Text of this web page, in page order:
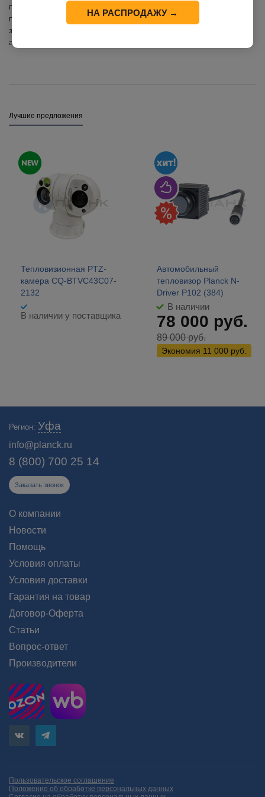
проконсультируют вас по всем возникающим вопросам и помогут
подобрать оборудование, максимально подходящее для ваших
задач. Вы убедитесь, это действительно незаменимая вещь для
активного отдыха и охоты!
Лучшие предложения
Тепловизионная PTZ-
камера CQ-BTVC43C07-
2132
В наличии у поставщика
Автомобильный
тепловизор Planck N-
Driver P102 (384)
В наличии
78 000 руб.
89 000руб.
Экономия 11 000 руб.
предлагает широкий ассортимент тепловизионных бинокуляров для
охоты в Уфе. Доставка. Цены на сайте!
Регион: Уфа
info@planck.ru
8 (800) 700 25 14
Заказать звонок
О компании
Новости
Помощь
Условия оплаты
Условия доставки
Гарантия на товар
Договор-Оферта
Статьи
Вопрос-ответ
Производители
Пользовательское соглашение
Положение об обработке персональных данных
НА РАСПРОДАЖУ →